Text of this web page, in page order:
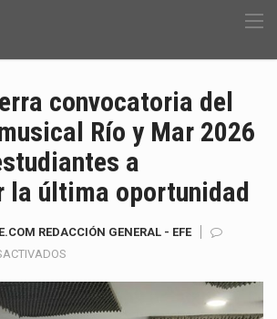
convocatoria del
Río y Mar 2026
a
la última oportunidad
REDACCIÓN GENERAL - EFE
CIERRA
CONVOCATORIA